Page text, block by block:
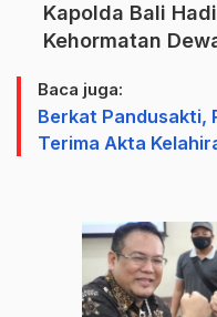
Kapolda Bali
Kehormatan
Baca juga:
Berkat Pandusakti,
Terima Akta